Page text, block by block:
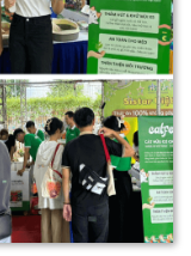
cơ Catfee cho Meow